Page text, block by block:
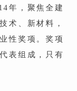
年，聚焦全建
术、新材料，
性奖项。奖项
表组成，只有